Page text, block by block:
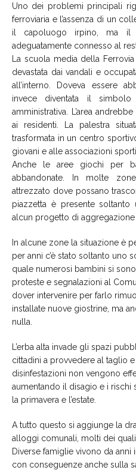
Uno dei problemi principali
ferroviaria e l’assenza di un
il capoluogo irpino, ma il
adeguatamente connesso al
La scuola media della
devastata dai vandali e
all’interno. Doveva essere
invece diventata il
amministrativa. L’area
ai residenti. La palestra
trasformata in un centro
giovani e alle associazioni
Anche le aree giochi per
abbandonate. In molte
attrezzato dove possano
piazzetta è presente soltanto
alcun progetto di aggregazione
In alcune zone la situazione è
per anni c’è stato soltanto uno
quale numerosi bambini si
proteste e segnalazioni al
dover intervenire per farlo
installate nuove giostrine, ma
nulla.
L’erba alta invade gli spazi
cittadini a provvedere al taglio
disinfestazioni non vengono
aumentando il disagio e i rischi
la primavera e l’estate.
A tutto questo si aggiunge la
alloggi comunali, molti dei
Diverse famiglie vivono da anni
con conseguenze anche sulla